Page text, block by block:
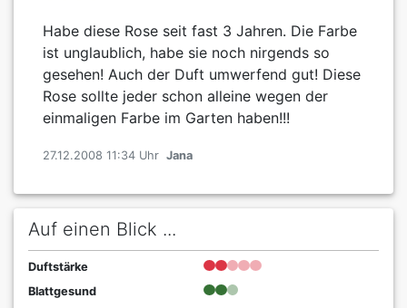
Habe diese Rose seit fast 3 Jahren. Die Farbe
ist unglaublich, habe sie noch nirgends so
gesehen! Auch der Duft umwerfend gut! Diese
Rose sollte jeder schon alleine wegen der
einmaligen Farbe im Garten haben!!!
27.12.2008 11:34 Uhr Jana
Auf einen Blick ...
Duftstärke
Blattgesund